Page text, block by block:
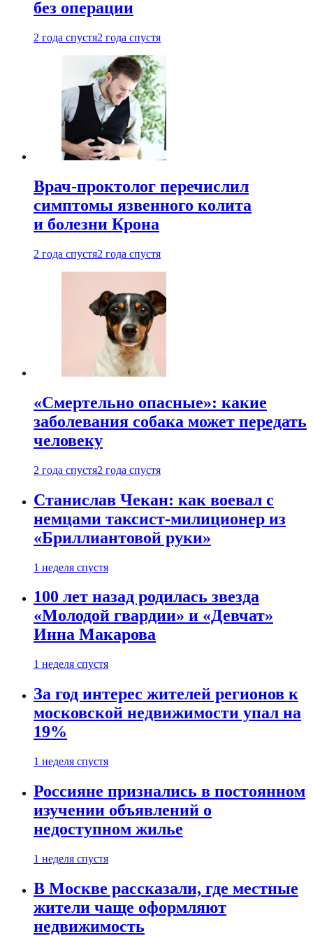
без операции
2 года спустя2 года спустя
Врач-проктолог перечислил
симптомы язвенного колита
и болезни Крона
2 года спустя2 года спустя
«Смертельно опасные»: какие
заболевания собака может передать
человеку
2 года спустя2 года спустя
Станислав Чекан: как воевал с
немцами таксист-милиционер из
«Бриллиантовой руки»
1 неделя спустя
100 лет назад родилась звезда
«Молодой гвардии» и «Девчат»
Инна Макарова
1 неделя спустя
За год интерес жителей регионов к
московской недвижимости упал на
19%
1 неделя спустя
Россияне признались в постоянном
изучении объявлений о
недоступном жилье
1 неделя спустя
В Москве рассказали, где местные
жители чаще оформляют
недвижимость